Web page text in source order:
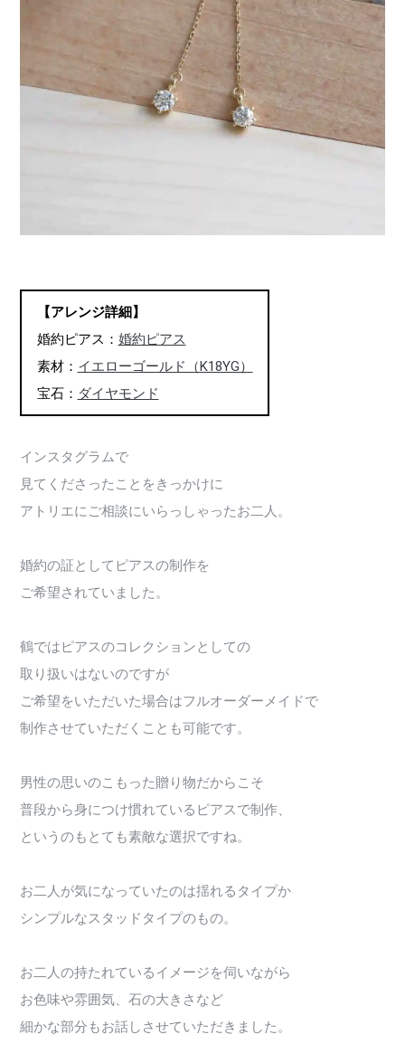
【アレンジ詳細】
婚約ピアス： 婚約ピアス
素材： イエローゴールド（K18YG）
宝石： ダイヤモンド
インスタグラムで
見てくださったことをきっかけに
アトリエにご相談にいらっしゃったお二人。
婚約の証としてピアスの制作を
ご希望されていました。
鶴ではピアスのコレクションとしての
取り扱いはないのですが
ご希望をいただいた場合はフルオーダーメイドで
制作させていただくことも可能です。
男性の思いのこもった贈り物だからこそ
普段から身につけ慣れているピアスで制作、
というのもとても素敵な選択ですね。
お二人が気になっていたのは揺れるタイプか
シンプルなスタッドタイプのもの。
お二人の持たれているイメージを伺いながら
お色味や雰囲気、石の大きさなど
細かな部分もお話しさせていただきました。